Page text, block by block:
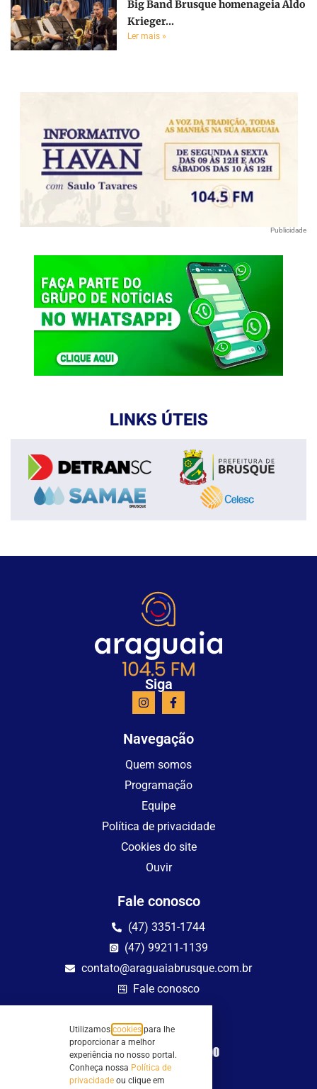
Big Band Brusque homenageia Aldo
Krieger...
Ler mais »
Publicidade
LINKS ÚTEIS
Siga
Navegação
Quem somos
Programação
Equipe
Política de privacidade
Cookies do site
Ouvir
Fale conosco
(47) 3351-1744
(47) 99211-1139
contato@araguaiabrusque.com.br
Fale conosco
Site seguro
Utilizamos cookies para lhe
proporcionar a melhor
experiência no nosso portal.
Conheça nossa Política de
privacidade ou clique em